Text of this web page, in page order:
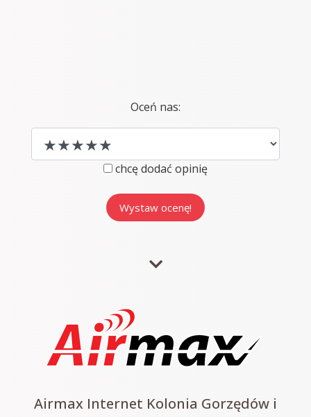
Oceń nas:
chcę dodać opinię
Airmax Internet Kolonia Gorzędów i